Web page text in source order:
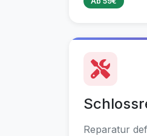
Reparatur